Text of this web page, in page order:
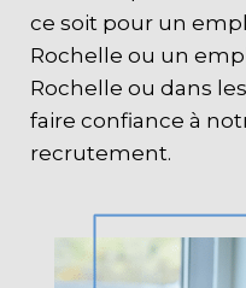
ce soit pour un
Rochelle ou un
Rochelle ou dans
faire confiance à
recrutement.